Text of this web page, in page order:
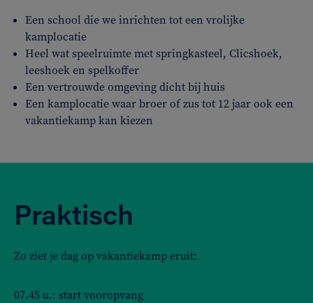
Een school die we inrichten tot een vrolijke
kamplocatie
Heel wat speelruimte met springkasteel, Clicshoek,
leeshoek en spelkoffer
Een vertrouwde omgeving dicht bij huis
Een kamplocatie waar broer of zus tot 12 jaar ook een
vakantiekamp kan kiezen
Praktisch
Zo ziet je dag op vakantiekamp eruit:
07.45 u.: start vooropvang